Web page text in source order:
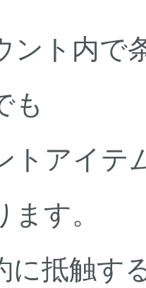
ント内
も
アイテ
す。
に抵触